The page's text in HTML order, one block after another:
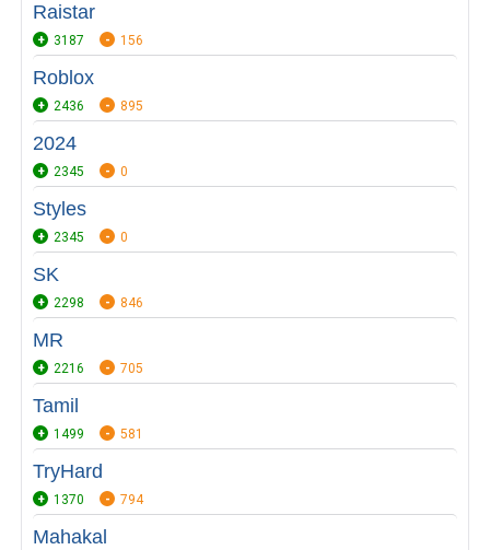
Raistar
3187 156
Roblox
2436 895
2024
2345 0
Styles
2345 0
SK
2298 846
MR
2216 705
Tamil
1499 581
TryHard
1370 794
Mahakal